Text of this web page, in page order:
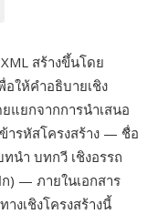
สร้างขึ้นโดย
ให้คำอธิบายเชิง
แยกจากการนำเสนอ
ารหัสโครงสร้าง — ชื่อ
นำ บทกวี เชิงอรรถ
) — ภายในเอกสาร
งเชิงโครงสร้างนี้